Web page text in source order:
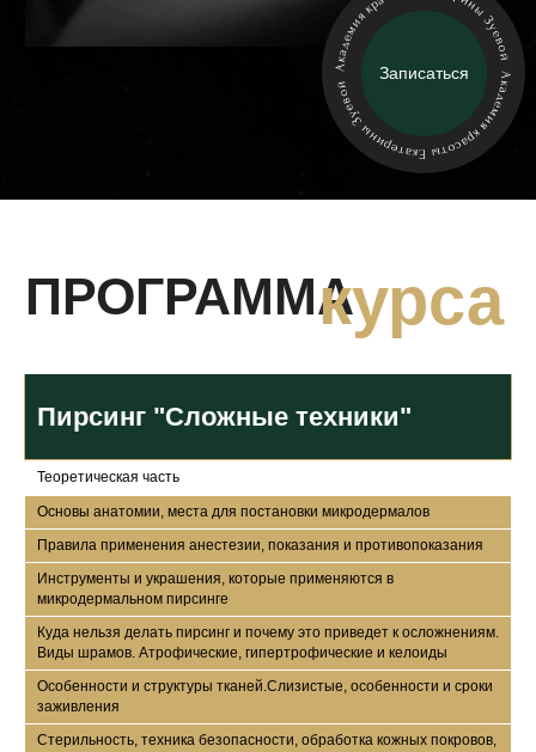
Пирсинг "Сложные техники"
Теоретическая часть
Основы анатомии, места для постановки микродермалов
Правила применения анестезии, показания и противопоказания
Инструменты и украшения, которые применяются в
микродермальном пирсинге
Куда нельзя делать пирсинг и почему это приведет к осложнениям.
Виды шрамов. Атрофические, гипертрофические и келоиды
Особенности и структуры тканей.Слизистые, особенности и сроки
заживления
Стерильность, техника безопасности, обработка кожных покровов,
ПОЧЕМУ СТОИТ
ВЫБРАТЬ ИМЕННО
НАШУ АКАДЕМИЮ